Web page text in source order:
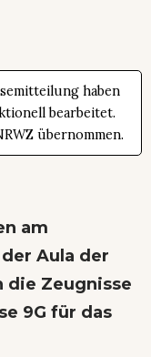
haben
bearbeitet.
übernommen.
am
Aula der
die Zeugnisse
9G für das